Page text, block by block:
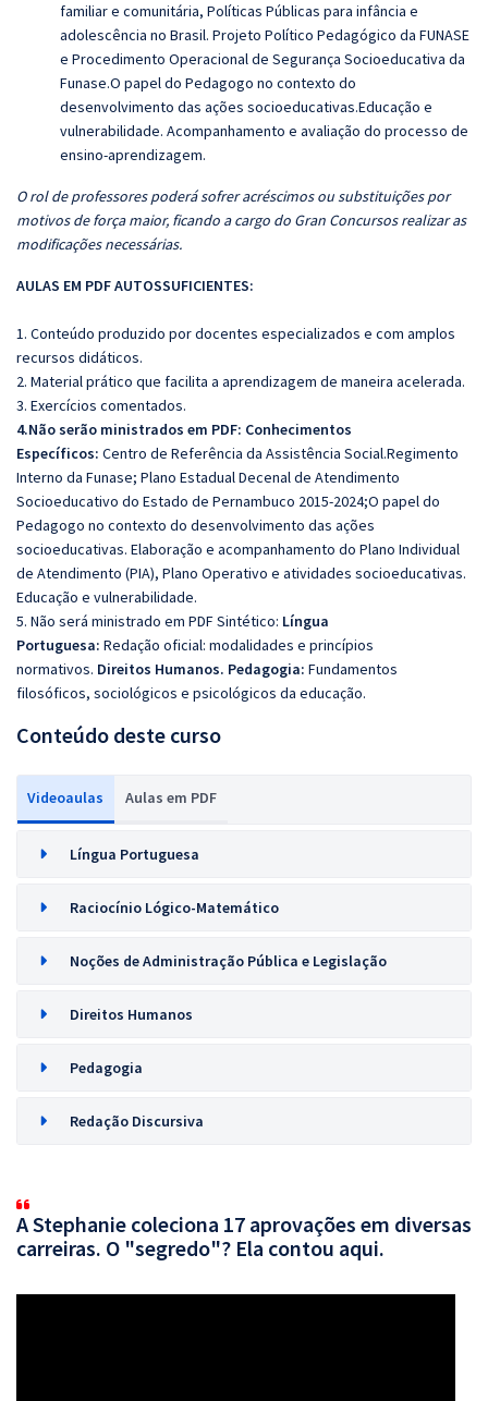
familiar e comunitária, Políticas Públicas para infância e
adolescência no Brasil. Projeto Político Pedagógico da FUNASE
e Procedimento Operacional de Segurança Socioeducativa da
Funase.O papel do Pedagogo no contexto do
desenvolvimento das ações socioeducativas.Educação e
vulnerabilidade. Acompanhamento e avaliação do processo de
ensino-aprendizagem.
O rol de professores poderá sofrer acréscimos ou substituições por
motivos de força maior, ficando a cargo do Gran Concursos realizar as
modificações necessárias.
AULAS EM PDF AUTOSSUFICIENTES:
1. Conteúdo produzido por docentes especializados e com amplos
recursos didáticos.
2. Material prático que facilita a aprendizagem de maneira acelerada.
3. Exercícios comentados.
4.Não serão ministrados em PDF: Conhecimentos
Específicos: Centro de Referência da Assistência Social.Regimento
Interno da Funase; Plano Estadual Decenal de Atendimento
Socioeducativo do Estado de Pernambuco 2015-2024;O papel do
Pedagogo no contexto do desenvolvimento das ações
socioeducativas. Elaboração e acompanhamento do Plano Individual
de Atendimento (PIA), Plano Operativo e atividades socioeducativas.
Educação e vulnerabilidade.
5. Não será ministrado em PDF Sintético: Língua
Portuguesa: Redação oficial: modalidades e princípios
normativos. Direitos Humanos. Pedagogia: Fundamentos
filosóficos, sociológicos e psicológicos da educação.
Conteúdo deste curso
Videoaulas Aulas em PDF
Língua Portuguesa
Raciocínio Lógico-Matemático
Noções de Administração Pública e Legislação
Direitos Humanos
Pedagogia
Redação Discursiva
A Stephanie coleciona 17 aprovações em diversas
carreiras. O "segredo"? Ela contou aqui.